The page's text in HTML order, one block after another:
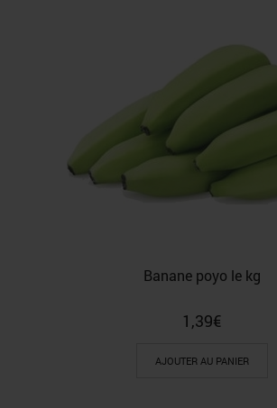
Banane poyo le kg
1,39€
AJOUTER AU PANIER